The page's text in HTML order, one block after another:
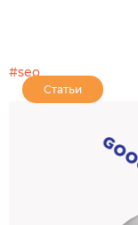
#seo
Статьи